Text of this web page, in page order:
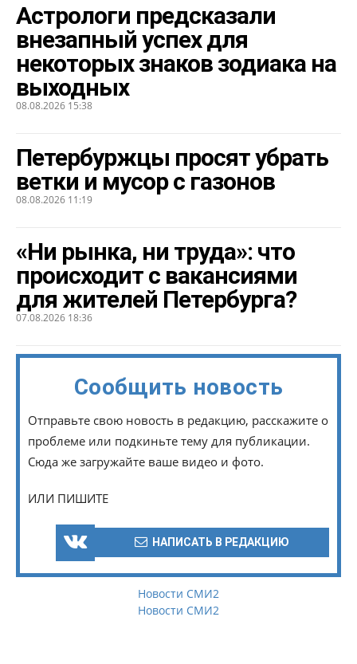
Астрологи предсказали
внезапный успех для
некоторых знаков зодиака на
выходных
08.08.2026 15:38
Петербуржцы просят убрать
ветки и мусор с газонов
08.08.2026 11:19
«Ни рынка, ни труда»: что
происходит с вакансиями
для жителей Петербурга?
07.08.2026 18:36
Сообщить новость
Отправьте свою новость в редакцию, расскажите о
проблеме или подкиньте тему для публикации.
Сюда же загружайте ваше видео и фото.
ИЛИ ПИШИТЕ
НАПИСАТЬ В РЕДАКЦИЮ
Новости СМИ2
Новости СМИ2